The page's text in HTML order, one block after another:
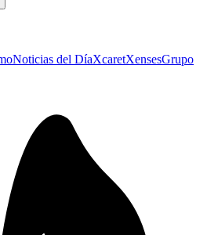
Noticias del DíaXcaretXensesGrupo